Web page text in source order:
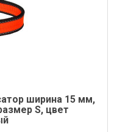
ширина 15 мм,
S, цвет